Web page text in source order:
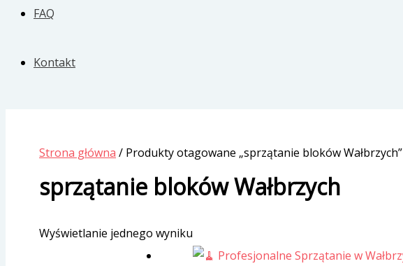
FAQ
Kontakt
Strona główna / Produkty otagowane „sprzątanie bloków Wałbrzych”
sprzątanie bloków Wałbrzych
Wyświetlanie jednego wyniku